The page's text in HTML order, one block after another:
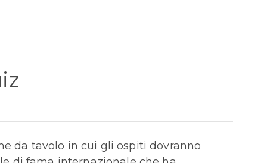
da tavolo in cui gli ospiti dovranno